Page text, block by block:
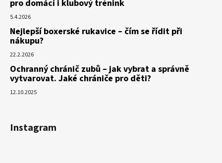
pro domácí i klubový trénink
5.4.2026
Nejlepší boxerské rukavice – čím se řídit při
nákupu?
22.2.2026
Ochranný chránič zubů – jak vybrat a správně
vytvarovat. Jaké chrániče pro děti?
12.10.2025
Instagram